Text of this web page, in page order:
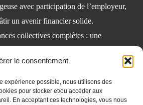
le consentement
expérience possible, nous utilisons des
pour stocker et/ou accéder aux
En acceptant ces technologies, vous nous
avec participation de l’employeur,
un avenir financier solide.
collectives complètes : une
de celle de votre famille.